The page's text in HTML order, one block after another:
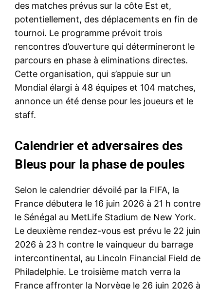
des matches prévus sur la côte Est et,
potentiellement, des déplacements en fin de
tournoi. Le programme prévoit trois
rencontres d’ouverture qui détermineront le
parcours en phase à eliminations directes.
Cette organisation, qui s’appuie sur un
Mondial élargi à 48 équipes et 104 matches,
annonce un été dense pour les joueurs et le
staff.
Calendrier et adversaires des
Bleus pour la phase de poules
Selon le calendrier dévoilé par la FIFA, la
France débutera le 16 juin 2026 à 21 h contre
le Sénégal au MetLife Stadium de New York.
Le deuxième rendez-vous est prévu le 22 juin
2026 à 23 h contre le vainqueur du barrage
intercontinental, au Lincoln Financial Field de
Philadelphie. Le troisième match verra la
France affronter la Norvège le 26 juin 2026 à